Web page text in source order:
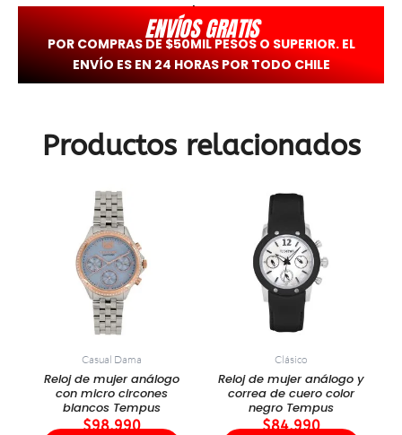
Tempus Watches.
ENVÍOS GRATIS
POR COMPRAS DE $50MIL PESOS O SUPERIOR. EL
ENVÍO ES EN 24 HORAS POR TODO CHILE
Productos relacionados
Casual Dama
Reloj de mujer análogo
con micro circones
blancos Tempus
$98.990
Clásico
Reloj de mujer análogo y
correa de cuero color
negro Tempus
$84.990